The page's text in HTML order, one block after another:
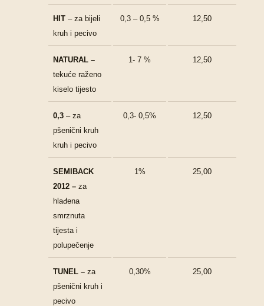
HIT – za bijeli
kruh i pecivo
0,3 – 0,5 % 12,50
NATURAL –
tekuće raženo
kiselo tijesto
1- 7 % 12,50
0,3 – za
pšenični kruh
kruh i pecivo
0,3- 0,5% 12,50
SEMIBACK
2012 – za
hlađena
smrznuta
tijesta i
polupečenje
1% 25,00
TUNEL – za
pšenični kruh i
pecivo
0,30% 25,00